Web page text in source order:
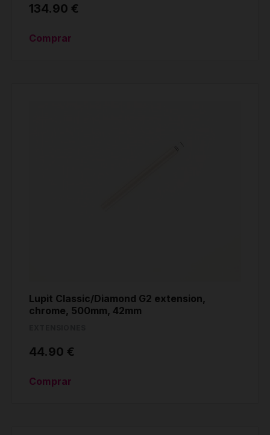
134.90 €
Comprar
Lupit Classic/Diamond G2 extension,
chrome, 500mm, 42mm
44.90 €
Comprar